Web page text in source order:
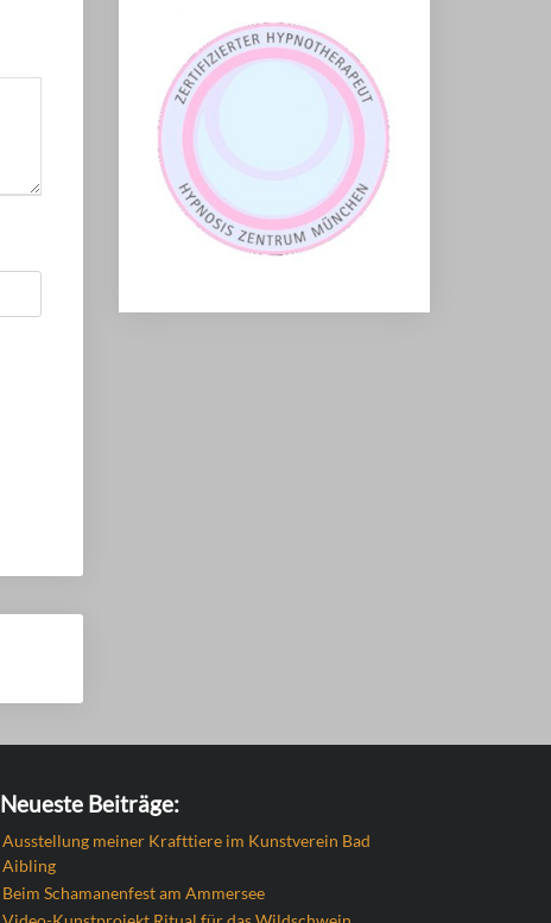
Neueste Beiträge:
Ausstellung meiner Krafttiere im Kunstverein Bad
Aibling
Beim Schamanenfest am Ammersee